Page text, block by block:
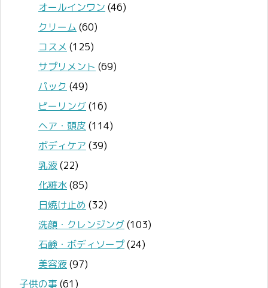
オールインワン (46)
クリーム (60)
コスメ (125)
サプリメント (69)
パック (49)
ピーリング(16)
ヘア・頭皮 (114)
ボディケア (39)
乳液(22)
化粧水(85)
日焼け止め (32)
洗顔・クレンジング(103)
石鹸・ボディソープ(24)
美容液(97)
子供の事 (61)